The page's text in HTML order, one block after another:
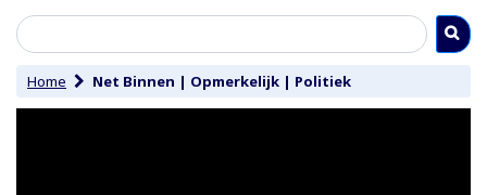
Home Net Binnen | Opmerkelijk | Politiek